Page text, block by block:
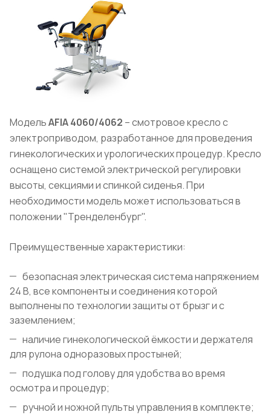
МодельAFIA4060/4062 – смотровое кресло с
электроприводом, разработанное для проведения
гинекологических и урологических процедур. Кресло
оснащено системой электрической регулировки
высоты, секциями и спинкой сиденья. При
необходимости модель может использоваться в
положении "Тренделенбург".
Преимущественные характеристики:
безопасная электрическая система напряжением
24 В, все компоненты и соединения которой
выполнены по технологии защиты от брызг и с
заземлением;
наличие гинекологической ёмкости и держателя
для рулона одноразовых простыней;
подушка под голову для удобства во время
осмотра и процедур;
ручной и ножной пульты управления в комплекте;